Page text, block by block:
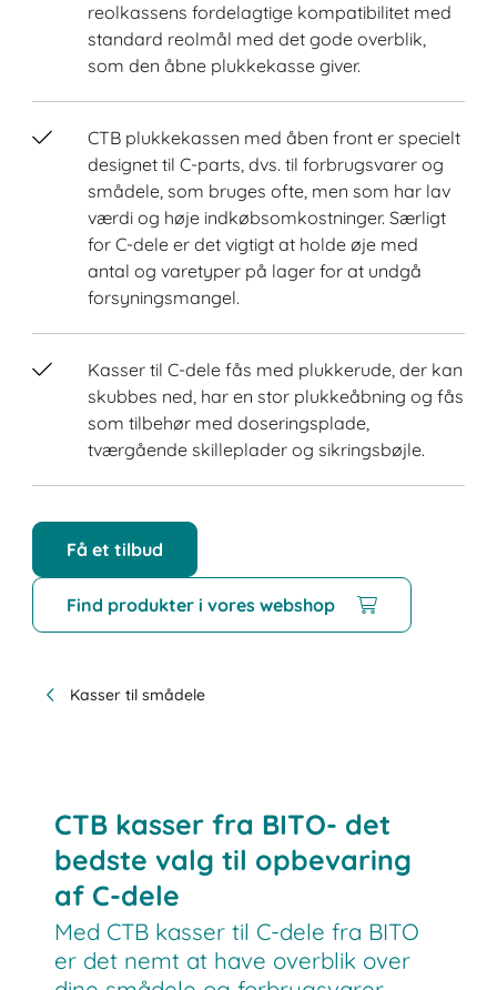
reolkassens fordelagtige kompatibilitet med
standard reolmål med det gode overblik,
som den åbne plukkekasse giver.
CTB plukkekassen med åben front er specielt
designet til C-parts, dvs. til forbrugsvarer og
smådele, som bruges ofte, men som har lav
værdi og høje indkøbsomkostninger. Særligt
for C-dele er det vigtigt at holde øje med
antal og varetyper på lager for at undgå
forsyningsmangel.
Kasser til C-dele fås med plukkerude, der kan
skubbes ned, har en stor plukkeåbning og fås
som tilbehør med doseringsplade,
tværgående skilleplader og sikringsbøjle.
Få et tilbud
Find produkter i vores webshop
Kasser til smådele
CTB kasser fra BITO- det
bedste valg til opbevaring
af C-dele
Med CTB kasser til C-dele fra BITO
er det nemt at have overblik over